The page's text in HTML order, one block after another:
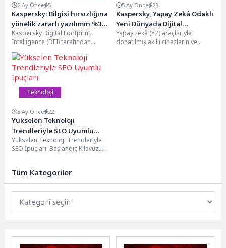
2 Ay Önce 5
Kaspersky: Bilgisi hırsızlığına
yönelik zararlı yazılımın %35’i
indirilen dosyalar üzerinden
yayılıyor
Kaspersky Digital Footprint
Intelligence (DFI) tarafından
gerçekleştirilen yeni bir araştırma,
bilgi hırsızlığına yönelik zararlı
yazılım...
5 Ay Önce 23
Kaspersky, Yapay Zekâ Odaklı
Yeni Dünyada Dijital
Alışkanlıkları Güncellemenin
Yollarını Paylaşıyor
Yapay zekâ (YZ) araçlarıyla
donatılmış akıllı cihazların ve
Teknoloji
5 Ay Önce 22
Yükselen Teknoloji
Trendleriyle SEO Uyumlu
İpuçları
Yükselen Teknoloji Trendleriyle
SEO İpuçları: Başlangıç Kılavuzu
değiştiriyor...
Tüm Kategoriler